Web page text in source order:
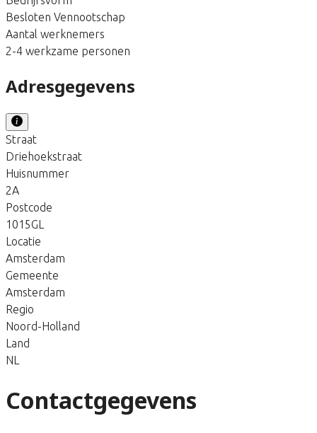
Besloten Vennootschap
Aantal werknemers
2-4 werkzame personen
Adresgegevens
Straat
Driehoekstraat
Huisnummer
2A
Postcode
1015GL
Locatie
Amsterdam
Gemeente
Amsterdam
Regio
Noord-Holland
Land
NL
Contactgegevens